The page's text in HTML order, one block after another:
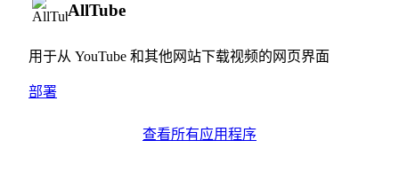
AllTube
用于从 YouTube 和其他网站下载视频的网页界面
部署
查看所有应用程序